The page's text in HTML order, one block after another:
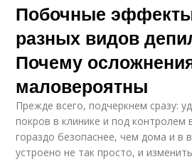
Побочные
разных видов
Почему
маловероятны
Прежде всего, подчеркнем сразу:
покров в клинике и под контролем
гораздо безопаснее, чем дома и в
устроено не так просто, и